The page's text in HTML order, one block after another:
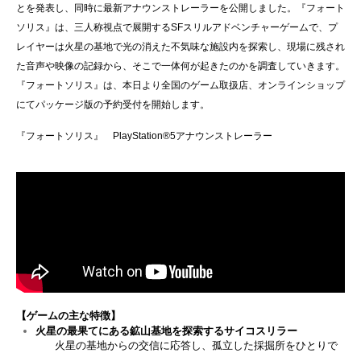
と を発表し 、同時に最新アナウンストレーラーを公開しました。
『フォート
ソリス』は、三人称視点で展開するSFスリルアドベンチャーゲームで、プ
レイヤーは火星の基地で光の消えた不気味な施設内を探索し、現場に残され
た音声や映像の記録から、そこで一体何が起きたのかを調査していきます。
『フォートソリス』 は、 本日より全国のゲーム取扱店、オンラインショップ
にてパッケージ版の予約受付を開始しま す。
『フォートソリス』 PlayStation®5アナウンストレーラー
【ゲームの主な特徴】
火星の最果てにある鉱山基地を探索するサイコスリラー
火星の基地からの交信に応答し、孤立した採掘所をひとりで